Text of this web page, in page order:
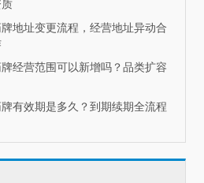
地址变更流程，经营地址异动合
经营范围可以新增吗？品类扩容
有效期是多久？到期续期全流程